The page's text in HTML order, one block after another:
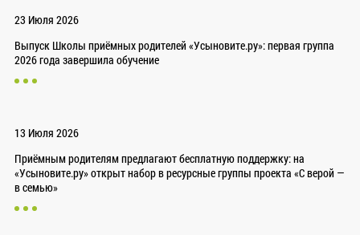
23 Июля 2026
Выпуск Школы приёмных родителей «Усыновите.ру»: первая группа
2026 года завершила обучение
13 Июля 2026
Приёмным родителям предлагают бесплатную поддержку: на
«Усыновите.ру» открыт набор в ресурсные группы проекта «С верой —
в семью»